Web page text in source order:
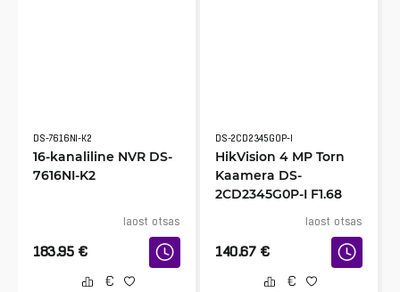
DS-7616NI-K2
16-kanaliline NVR DS-
7616NI-K2
laost otsas
183.95 €
DS-2CD2345G0P-I
HikVision 4 MP Torn
Kaamera DS-
2CD2345G0P-I F1.68
laost otsas
140.67 €